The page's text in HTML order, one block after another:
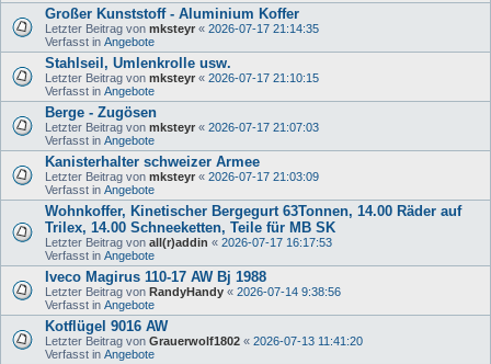
Großer Kunststoff - Aluminium Koffer
Letzter Beitrag von mksteyr « 2026-07-17 21:14:35
Verfasst in Angebote
Stahlseil, Umlenkrolle usw.
Letzter Beitrag von mksteyr « 2026-07-17 21:10:15
Verfasst in Angebote
Berge - Zugösen
Letzter Beitrag von mksteyr « 2026-07-17 21:07:03
Verfasst in Angebote
Kanisterhalter schweizer Armee
Letzter Beitrag von mksteyr « 2026-07-17 21:03:09
Verfasst in Angebote
Wohnkoffer, Kinetischer Bergegurt 63Tonnen, 14.00 Räder auf
Trilex, 14.00 Schneeketten, Teile für MB SK
Letzter Beitrag von all(r)addin « 2026-07-17 16:17:53
Verfasst in Angebote
Iveco Magirus 110-17 AW Bj 1988
Letzter Beitrag von RandyHandy « 2026-07-14 9:38:56
Verfasst in Angebote
Kotflügel 9016 AW
Letzter Beitrag von Grauerwolf1802 « 2026-07-13 11:41:20
Verfasst in Angebote